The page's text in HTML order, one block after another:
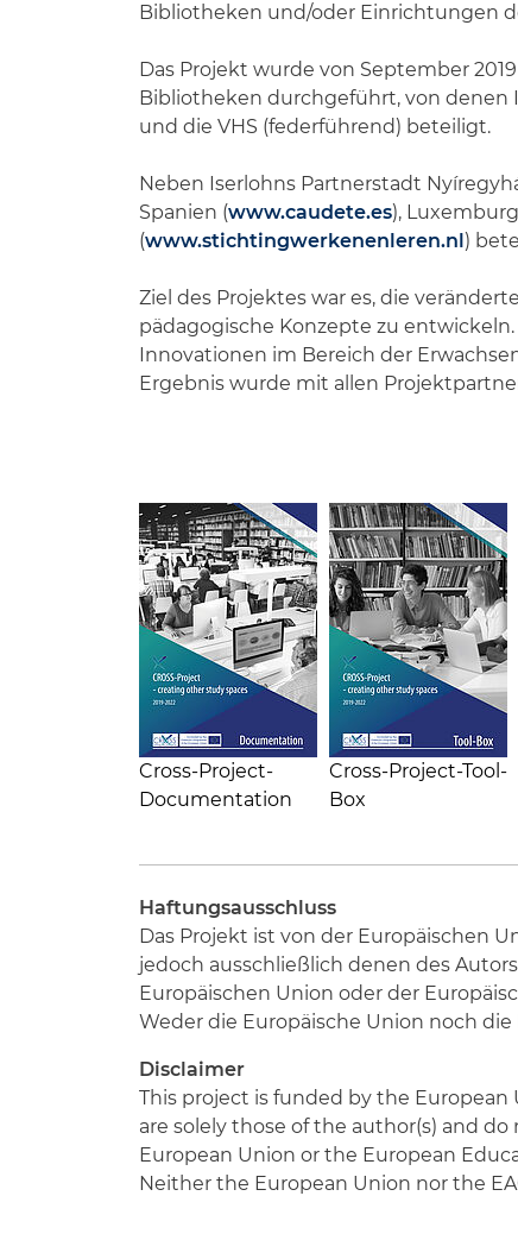
Bibliotheken und/oder Einrichtungen
Das Projekt wurde von September
Bibliotheken durchgeführt, von denen
und die VHS (federführend) beteiligt.
Neben Iserlohns Partnerstadt
Spanien (www.caudete.es),
(www.stichtingwerkenenleren.nl)
Ziel des Projektes war es, die
pädagogische Konzepte zu
Innovationen im Bereich der
Ergebnis wurde mit allen
Cross-Project-
Documentation
Cross-Project-Tool-
Box
Haftungsausschluss
Das Projekt ist von der Europäischen
jedoch ausschließlich denen des
Europäischen Union oder der
Weder die Europäische Union noch
Disclaimer
This project is funded by the European
are solely those of the author(s) and
European Union or the European
Neither the European Union nor the